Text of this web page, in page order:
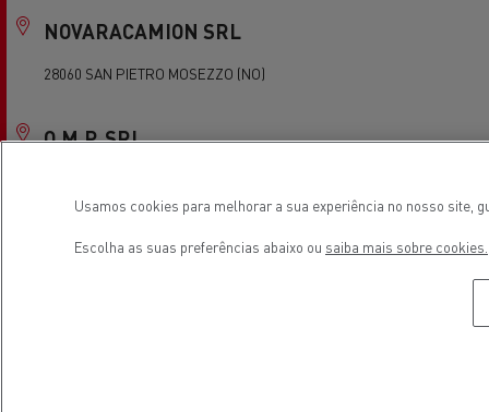
NOVARACAMION SRL
28060 SAN PIETRO MOSEZZO (NO)
O.M.P. SRL
O.M.V.I. SRL
Usamos cookies para melhorar a sua experiência no nosso site,
Escolha as suas preferências abaixo ou saiba mais sobre cookies.